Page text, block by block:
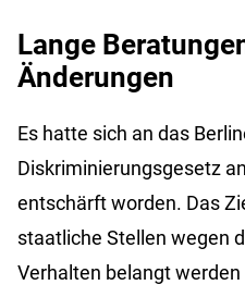
Lange
Änderungen
Es hatte sich an das
Diskriminierungsgesetz
entschärft worden. Das
staatliche Stellen wegen
Verhalten belangt